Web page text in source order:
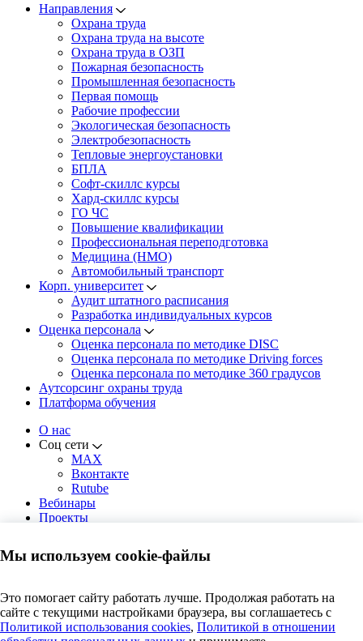
Направления
Охрана труда
Охрана труда на высоте
Охрана труда в ОЗП
Пожарная безопасность
Промышленная безопасность
Первая помощь
Рабочие профессии
Экологическая безопасность
Электробезопасность
Тепловые энергоустановки
БПЛА
Софт-скиллс курсы
Хард-скиллс курсы
ГО ЧС
Повышение квалификации
Профессиональная переподготовка
Медицина (НМО)
Автомобильный транспорт
Корп. университет
Аудит штатного расписания
Разработка индивидуальных курсов
Оценка персонала
Оценка персонала по методике DISC
Оценка персонала по методике Driving forces
Оценка персонала по методике 360 градусов
Аутсорсинг охраны труда
Платформа обучения
О нас
Соц сети
MAX
Вконтакте
Rutube
Вебинары
Проекты
Контакты
8 этаж, офис 819 (БЦ Нагатинский)
Пн-Чт: 8:00 - 18:00 | Пт: 8:00 - 16:45
+ 7 495 609 63 69
Заказать звонок
Мы используем cookie-файлы
Это помогает сайту работать лучше. Продолжая работать на
сайте с текущими настройками браузера, вы соглашаетесь c
Политикой использования cookies, Политикой в отношении